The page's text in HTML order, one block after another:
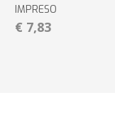
IMPRESO
€ 7,83